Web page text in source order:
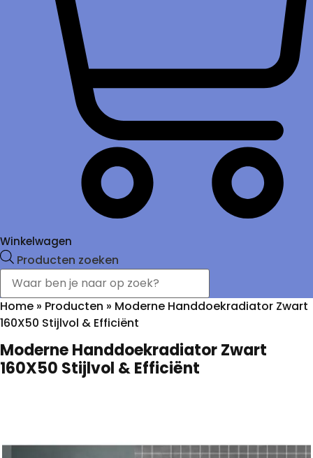
Winkelwagen
Producten zoeken
Home » Producten » Moderne Handdoekradiator Zwart
160X50 Stijlvol & Efficiënt
Moderne Handdoekradiator Zwart
160X50 Stijlvol & Efficiënt